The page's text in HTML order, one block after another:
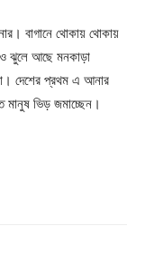
বাগানে থোকায় থোকায়
ঝুলে আছে মনকাড়া
দেশের প্রথম এ আনার
মানুষ ভিড় জমাচ্ছেন।